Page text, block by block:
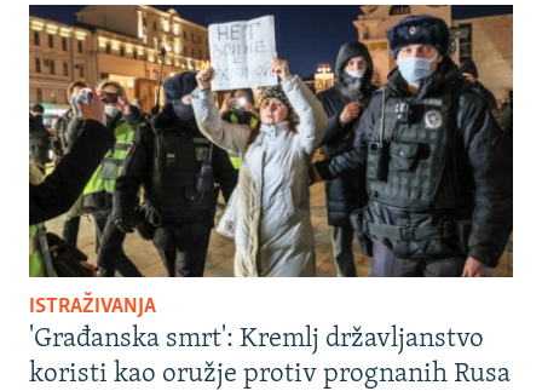
ISTRAŽIVANJA
'Građanska smrt': Kremlj državljanstvo
koristi kao oružje protiv prognanih Rusa